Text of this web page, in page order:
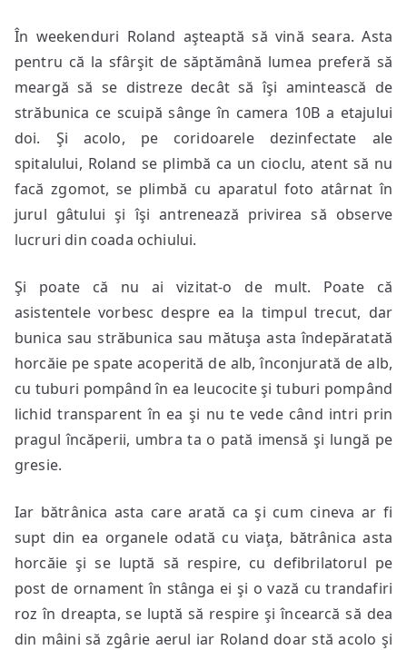
În weekenduri Roland aşteaptă să vină seara. Asta
pentru că la sfârşit de săptămână lumea preferă să
meargă să se distreze decât să îşi amintească de
străbunica ce scuipă sânge în camera 10B a etajului
doi. Şi acolo, pe coridoarele dezinfectate ale
spitalului, Roland se plimbă ca un cioclu, atent să nu
facă zgomot, se plimbă cu aparatul foto atârnat în
jurul gâtului şi îşi antrenează privirea să observe
lucruri din coada ochiului.
Şi poate că nu ai vizitat-o de mult. Poate că
asistentele vorbesc despre ea la timpul trecut, dar
bunica sau străbunica sau mătuşa asta îndepăratată
horcăie pe spate acoperită de alb, înconjurată de alb,
cu tuburi pompând în ea leucocite şi tuburi pompând
lichid transparent în ea şi nu te vede când intri prin
pragul încăperii, umbra ta o pată imensă şi lungă pe
gresie.
Iar bătrânica asta care arată ca şi cum cineva ar fi
supt din ea organele odată cu viaţa, bătrânica asta
horcăie şi se luptă să respire, cu defibrilatorul pe
post de ornament în stânga ei şi o vază cu trandafiri
roz în dreapta, se luptă să respire şi încearcă să dea
din mâini să zgârie aerul iar Roland doar stă acolo şi